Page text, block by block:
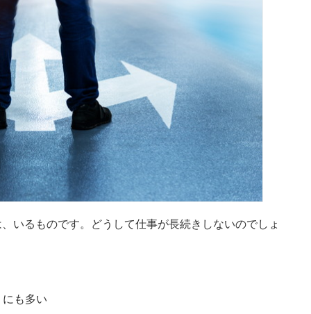
いるものです。どうして仕事が長続きしないのでしょ
も多い